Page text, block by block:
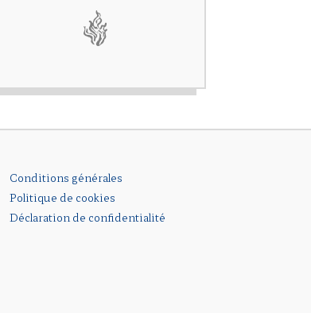
Conditions générales
Politique de cookies
Déclaration de confidentialité